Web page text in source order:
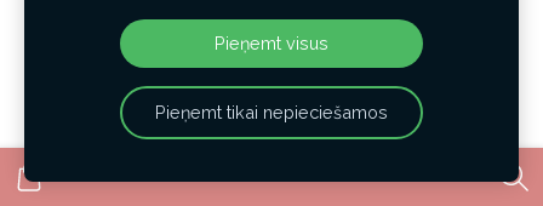
Pieņemt visus
Pieņemt tikai nepieciešamos